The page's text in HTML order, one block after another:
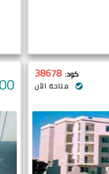
كود: 38678
متاحة الآن